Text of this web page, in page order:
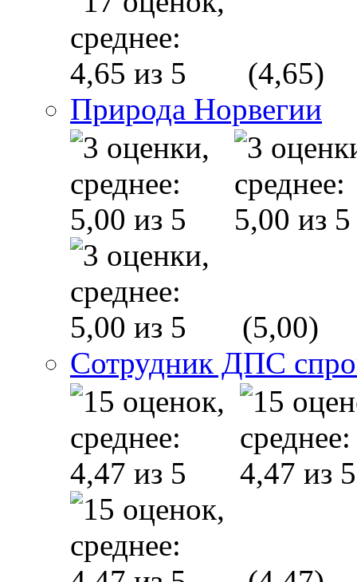
(4,65)
Природа Норвегии
(5,00)
Сотрудник ДПС